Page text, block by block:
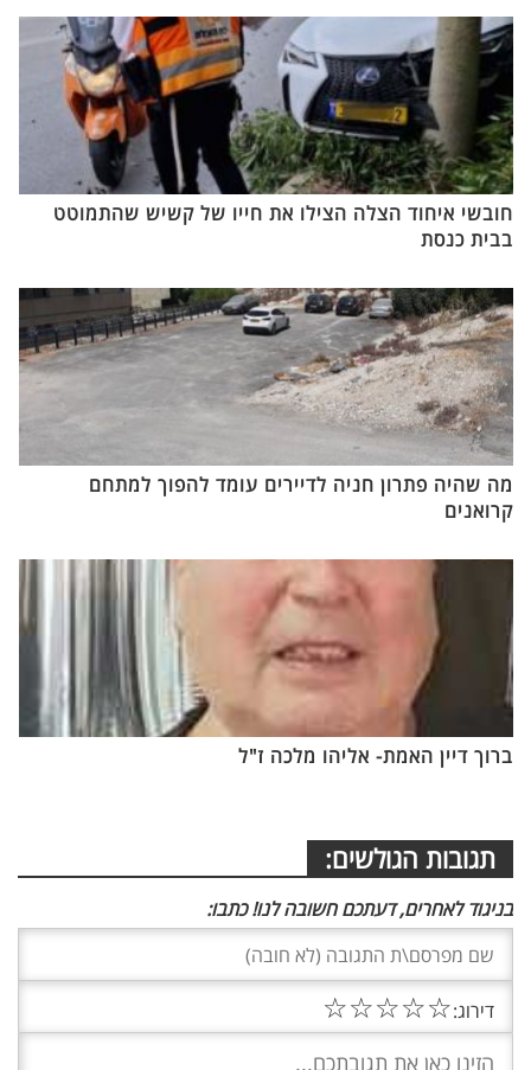
חובשי איחוד הצלה הצילו את חייו של קשיש שהתמוטט
בבית כנסת
מה שהיה פתרון חניה לדיירים עומד להפוך למתחם
קרואנים
ברוך דיין האמת- אליהו מלכה ז"ל
תגובות הגולשים:
בניגוד לאחרים, דעתכם חשובה לנו! כתבו:
דירוג:☆
☆
☆
☆
☆